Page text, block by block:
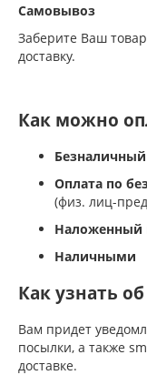
Самовывоз
Заберите Ваш
доставку.
Как можно
Оплата по
(физ. лиц-
Наложенный
Наличными
Как узнать
Вам придет
посылки, а также
доставке.